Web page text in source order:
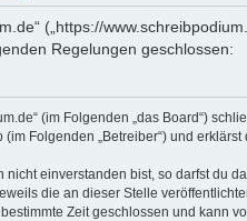
(„https://
Regelungen geschlossen:
(im Folgenden „das Board“)
Folgenden „Betreiber“) und
einverstanden bist, so darfst du
die an dieser Stelle
Zeit geschlossen und kann